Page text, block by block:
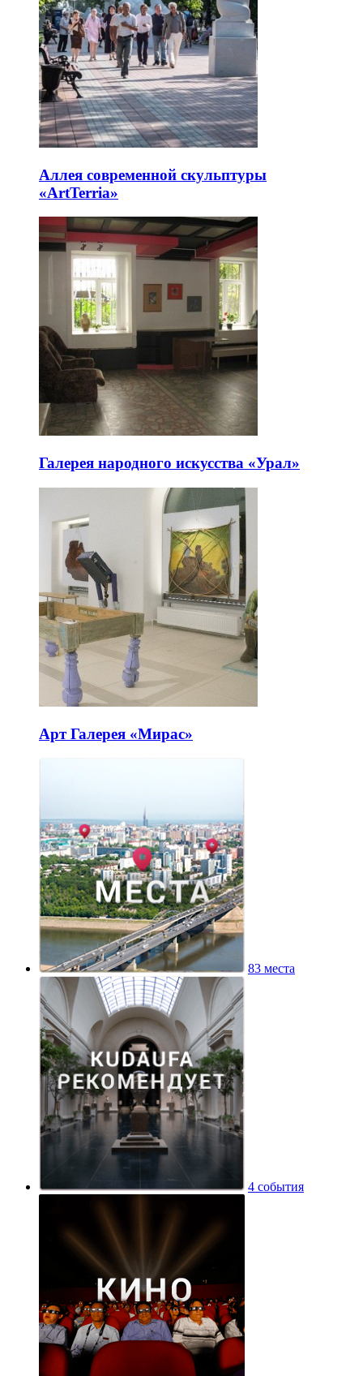
Аллея современной скульптуры
«ArtTerria»
Галерея народного искусства «Урал»
Арт Галерея «Мирас»
83 места
4 события